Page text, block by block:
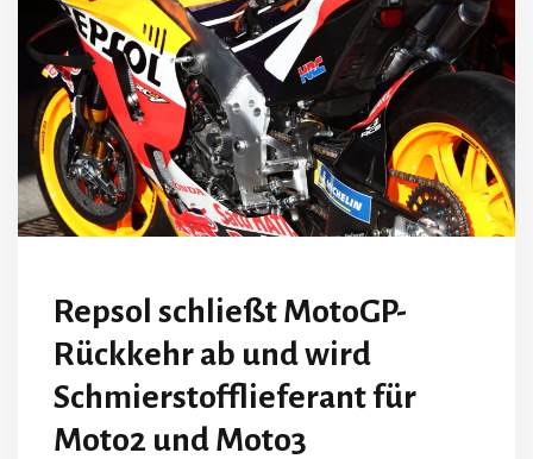
Repsol schließt MotoGP-
Rückkehr ab und wird
Schmierstofflieferant für
Moto2 und Moto3